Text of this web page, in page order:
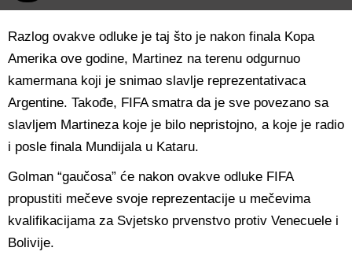
Razlog ovakve odluke je taj što je nakon finala Kopa
Amerika ove godine, Martinez na terenu odgurnuo
kamermana koji je snimao slavlje reprezentativaca
Argentine. Takođe, FIFA smatra da je sve povezano sa
slavljem Martineza koje je bilo nepristojno, a koje je radio
i posle finala Mundijala u Kataru.
Golman “gaučosa” će nakon ovakve odluke FIFA
propustiti mečeve svoje reprezentacije u mečevima
kvalifikacijama za Svjetsko prvenstvo protiv Venecuele i
Bolivije.